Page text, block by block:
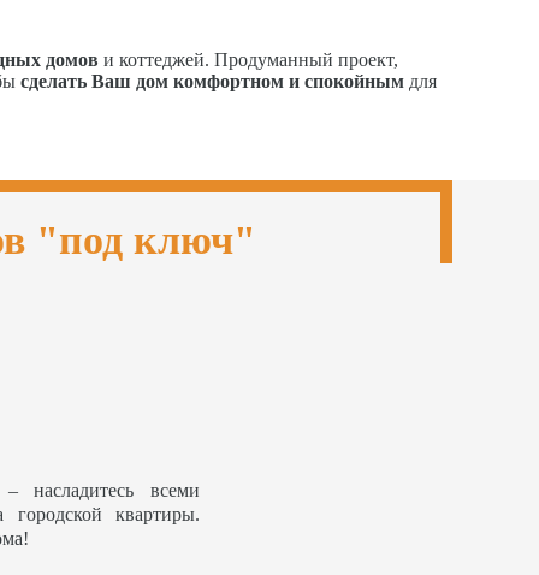
домов и коттеджей. Продуманный проект,
сделать Ваш дом комфортном и спокойным для
"под ключ"
насладитесь всеми
квартиры.